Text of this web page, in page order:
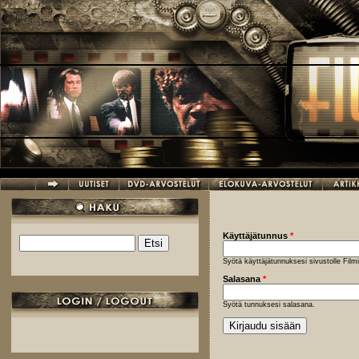
Hyppää pääsisältöön
Hakulomake
Käyttäjätunnus *
Syötä käyttäjätunnuksesi sivustolle
Salasana *
Syötä tunnuksesi salasana.